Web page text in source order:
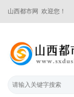
山西都市网 欢迎您！